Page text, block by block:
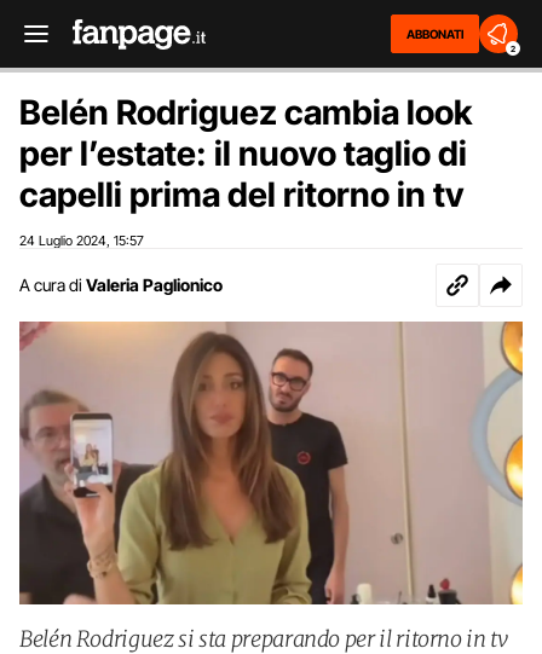
ABBONATI
2
Belén Rodriguez cambia look
per l’estate: il nuovo taglio di
capelli prima del ritorno in tv
24 Luglio 2024 15:57
A cura di Valeria Paglionico
Belén Rodriguez si sta preparando per il ritorno in tv